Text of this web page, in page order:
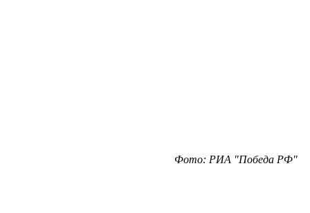
Фото: РИА "Победа РФ"